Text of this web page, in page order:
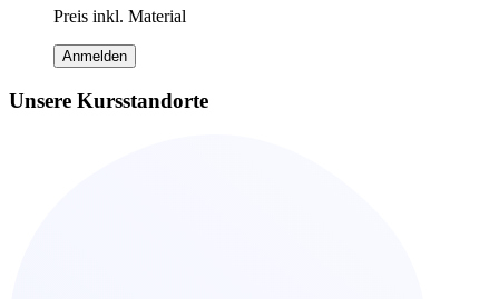
Preis inkl. Material
Anmelden
Unsere Kursstandorte